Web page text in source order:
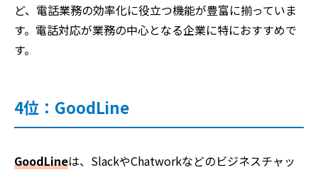
ど、電話業務の効率化に役立つ機能が豊富に揃っていま
す。電話対応が業務の中心となる企業に特におすすめで
す。
4位：GoodLine
GoodLineは、SlackやChatworkなどのビジネスチャッ